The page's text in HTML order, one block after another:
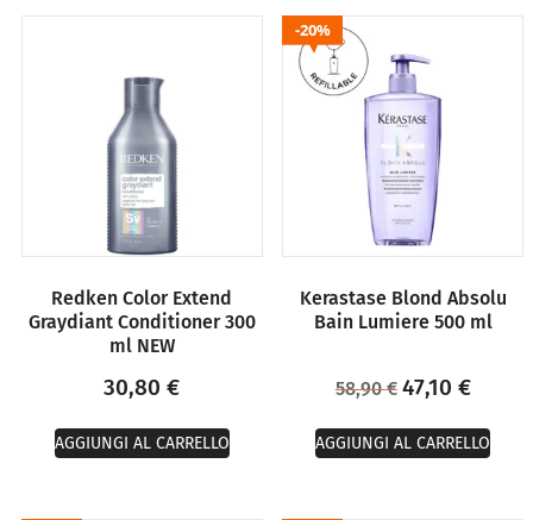
Redken Color Extend
Graydiant Conditioner 300
ml NEW
30,80€
AGGIUNGI AL CARRELLO
Kerastase Blond Absolu
Bain Lumiere 500 ml
58,90€ 47,10 €
AGGIUNGI AL CARRELLO
20%